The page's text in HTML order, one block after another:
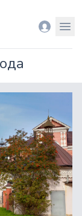
Вход